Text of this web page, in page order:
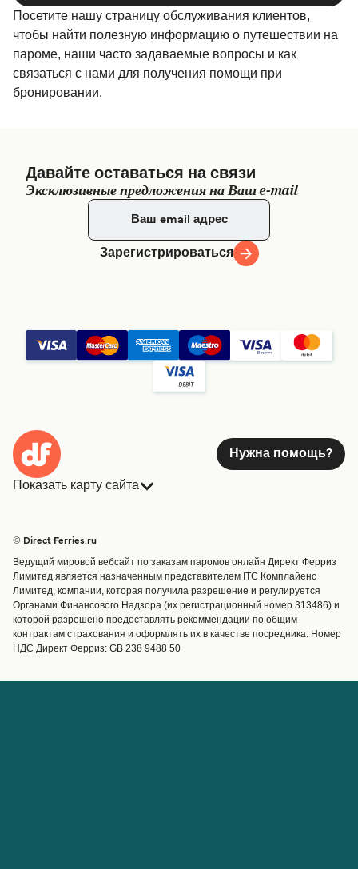
Посетите нашу страницу обслуживания клиентов,
чтобы найти полезную информацию о путешествии на
пароме, наши часто задаваемые вопросы и как
связаться с нами для получения помощи при
бронировании.
Давайте оставаться на связи
Эксклюзивные предложения на Ваш e-mail
Зарегистрироваться
Нужна помощь?
Показать карту сайта
Страны
Обслуживание клиентов
Операторы
Маршруты и порты
Special Offers
Предлагает
Паромные билеты
Грузоперевозки
© Direct Ferries.ru
Ведущий мировой вебсайт по заказам паромов онлайн Директ Ферриз
Лимитед является назначенным представителем ITC Комплайенс
Лимитед, компании, которая получила разрешение и регулируется
Органами Финансового Надзора (их регистрационный номер 313486) и
которой разрешено предоставлять рекоммендации по общим
контрактам страхования и оформлять их в качестве посредника. Номер
НДС Директ Ферриз: GB 238 9488 50